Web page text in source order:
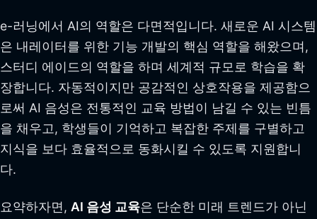
e-러닝에서 AI의 역할은 다면적입니다. 새로운 AI 시스템
은 내레이터를 위한 기능 개발의 핵심 역할을 해왔으며,
스터디 에이드의 역할을 하며 세계적 규모로 학습을 확
장합니다. 자동적이지만 공감적인 상호작용을 제공함으
로써 AI 음성은 전통적인 교육 방법이 남길 수 있는 빈틈
을 채우고, 학생들이 기억하고 복잡한 주제를 구별하고
지식을 보다 효율적으로 동화시킬 수 있도록 지원합니
다.
요약하자면, AI 음성 교육은 단순한 미래 트렌드가 아닌